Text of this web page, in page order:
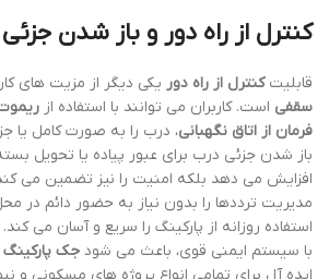
کنترل از راه دور و باز شدن
قابلیتکنترل از راه دور یکی دیگر از مزیت های
سقفی است. کاربران می توانند با استفاده از
فرمان از اتاق نگهبانی، درب را به صورت کامل یا
باز شدن جزئی درب برای عبور پیاده یا تحویل
افزایش می دهد بلکه امنیت را نیز تضمین می
مدیریت ترددها را بدون نیاز به حضور دائم در
استفاده روزانه از پارکینگ را سریع و آسان می
با سیستم ایمنی قوی، باعث می شود جک